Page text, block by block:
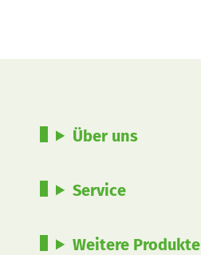
Über uns
Service
Weitere Produkte